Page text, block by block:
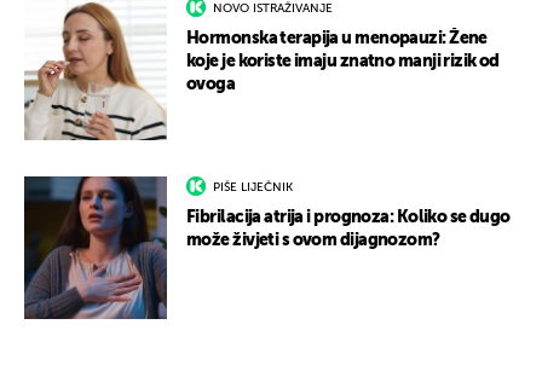
NOVO ISTRAŽIVANJE
Hormonska terapija u menopauzi: Žene
koje je koriste imaju znatno manji rizik od
ovoga
PIŠE LIJEČNIK
Fibrilacija atrija i prognoza: Koliko se dugo
može živjeti s ovom dijagnozom?